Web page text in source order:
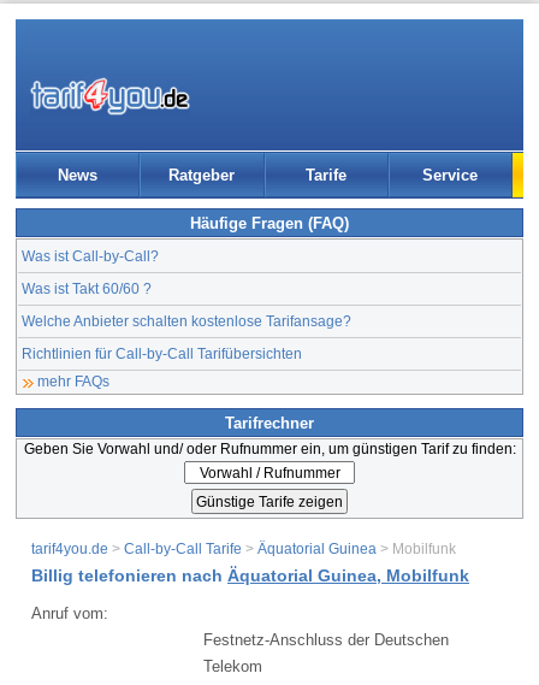
News Ratgeber Tarife Service
Häufige Fragen (FAQ)
Was ist Call-by-Call?
Was ist Takt 60/60 ?
Welche Anbieter schalten kostenlose Tarifansage?
Richtlinien für Call-by-Call Tarifübersichten
mehr FAQs
Tarifrechner
Geben Sie Vorwahl und/ oder Rufnummer ein, um günstigen Tarif zu finden:
tarif4you.de > Call-by-Call Tarife > Äquatorial Guinea > Mobilfunk
Billig telefonieren nach Äquatorial Guinea, Mobilfunk
Anruf vom:
Festnetz-Anschluss der Deutschen
Telekom